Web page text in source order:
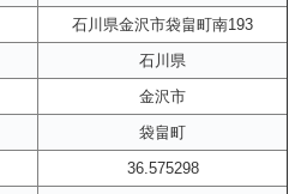
石川県金沢市袋畠町南193
石川県
金沢市
袋畠町
36.575298